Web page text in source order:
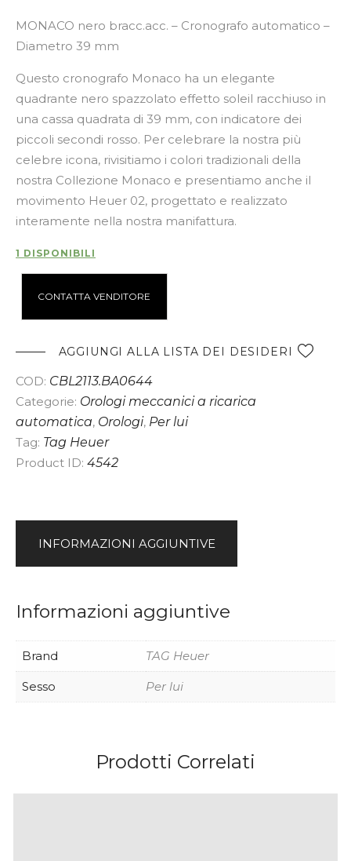
MONACO nero bracc.acc. – Cronografo automatico –
Diametro 39 mm
Questo cronografo Monaco ha un elegante
quadrante nero spazzolato effetto soleil racchiuso in
una cassa quadrata di 39 mm, con indicatore dei
piccoli secondi rosso. Per celebrare la nostra più
celebre icona, rivisitiamo i colori tradizionali della
nostra Collezione Monaco e presentiamo anche il
movimento Heuer 02, progettato e realizzato
interamente nella nostra manifattura.
1 DISPONIBILI
CONTATTA VENDITORE
t
e
a
t
AGGIUNGI ALLA LISTA DEI DESIDERI
COD: CBL2113.BA0644
Categorie: Orologi meccanici a ricarica
automatica, Orologi, Per lui
Tag: Tag Heuer
Product ID: 4542
INFORMAZIONI AGGIUNTIVE
Informazioni aggiuntive
Brand TAG Heuer
Sesso Per lui
Prodotti Correlati